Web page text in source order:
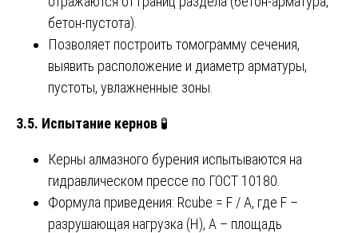
бетон-пустота).
Позволяет построить томограмму сечения,
выявить расположение и диаметр арматуры,
пустоты, увлажненные зоны.
3.5. Испытание кернов 🧪
Керны алмазного бурения испытываются на
гидравлическом прессе по ГОСТ 10180.
Формула приведения: Rcube = F / A, где F –
разрушающая нагрузка (Н), A – площадь